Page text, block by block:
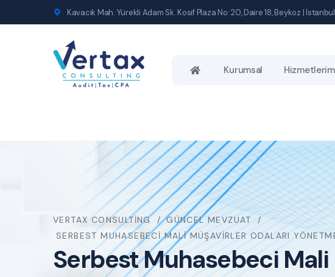
Kavacık Mah. Yürekli Adam Sk. Kosif Plaza No: 20, Daire 18, Beykoz | İstanbul
Kurumsal
VERTAX CONSULTING
GÜNCEL MEVZUAT
SERBEST MUHASEBECI MALI MÜŞAVIRLER ODALARI
Serbest Muhasebeci